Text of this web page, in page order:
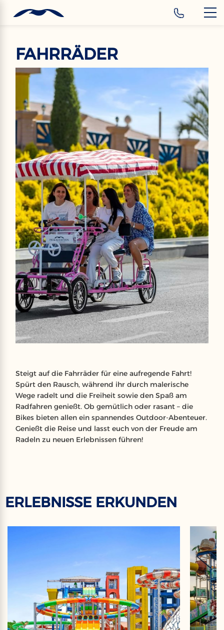
FAHRRÄDER
Steigt auf die Fahrräder für eine aufregende Fahrt!
Spürt den Rausch, während ihr durch malerische
Wege radelt und die Freiheit sowie den Spaß am
Radfahren genießt. Ob gemütlich oder rasant – die
Bikes bieten allen ein spannendes Outdoor-Abenteuer.
Genießt die Reise und lasst euch von der Freude am
Radeln zu neuen Erlebnissen führen!
ERLEBNISSE ERKUNDEN